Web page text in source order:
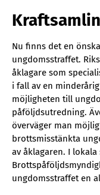
Nu finns det en
ungdomsstraffet.
åklagare som
i fall av en
möjligheten till
påföljdsutredning.
överväger man
brottsmisstänkta
av åklagaren. I
ungdomsstraffet en